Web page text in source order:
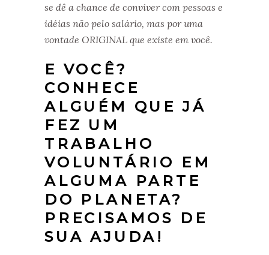
se dê a chance de conviver com pessoas e
idéias não pelo salário, mas por uma
vontade ORIGINAL que existe em você.
E VOCÊ?
CONHECE
ALGUÉM QUE JÁ
FEZ UM
TRABALHO
VOLUNTÁRIO EM
ALGUMA PARTE
DO PLANETA?
PRECISAMOS DE
SUA AJUDA!